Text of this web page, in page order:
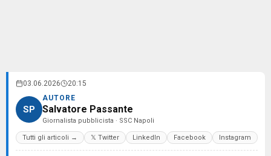
03.06.2026 20:15
SP
AUTORE
Salvatore Passante
Giornalista pubblicista · SSC Napoli
Tutti gli articoli → 𝕏 Twitter LinkedIn Facebook Instagram